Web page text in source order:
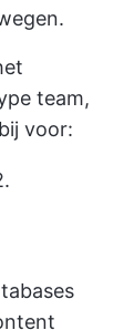
team,
voor: